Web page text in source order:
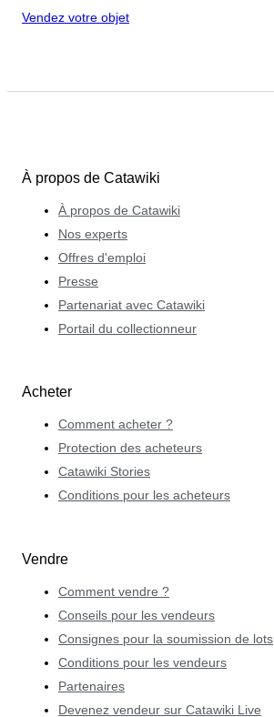
Vendez votre objet
À propos de Catawiki
À propos de Catawiki
Nos experts
Offres d'emploi
Presse
Partenariat avec Catawiki
Portail du collectionneur
Acheter
Comment acheter ?
Protection des acheteurs
Catawiki Stories
Conditions pour les acheteurs
Vendre
Comment vendre ?
Conseils pour les vendeurs
Consignes pour la soumission de lots
Conditions pour les vendeurs
Partenaires
Devenez vendeur sur Catawiki Live